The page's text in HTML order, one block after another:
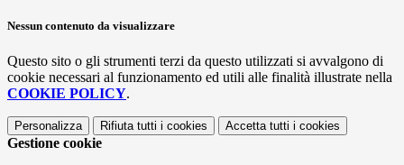
Nessun contenuto da visualizzare
Questo sito o gli strumenti terzi da questo utilizzati si avvalgono di
cookie necessari al funzionamento ed utili alle finalità illustrate nella
COOKIE POLICY.
Personalizza Rifiuta tutti i cookies Accetta tutti i cookies
Gestione cookie